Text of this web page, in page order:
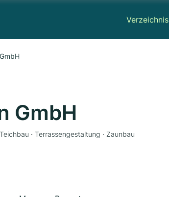
Verzeichnis
GmbH
· Terrassengestaltung · Zaunbau